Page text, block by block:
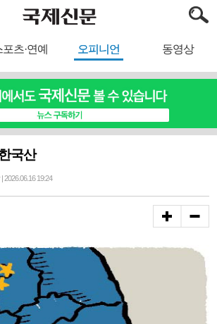
포츠·연예 오피니언 동영상
국산
2026.06.16 19:24